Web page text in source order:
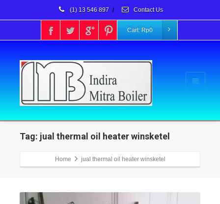
(1) 13 546 897 / Contact Us
Cart: Rp0
Tag: jual thermal oil heater winsketel
Home jual thermal oil heater winsketel